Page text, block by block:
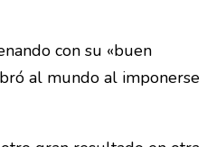
con su «buen
al mundo al imponerse